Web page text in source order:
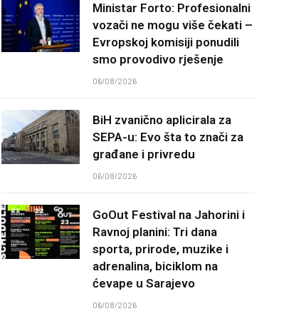
Ministar Forto: Profesionalni
vozači ne mogu više čekati –
Evropskoj komisiji ponudili
smo provodivo rješenje
06/08/2026
BiH zvanično aplicirala za
SEPA-u: Evo šta to znači za
građane i privredu
06/08/2026
GoOut Festival na Jahorini i
Ravnoj planini: Tri dana
sporta, prirode, muzike i
adrenalina, biciklom na
ćevape u Sarajevo
06/08/2026